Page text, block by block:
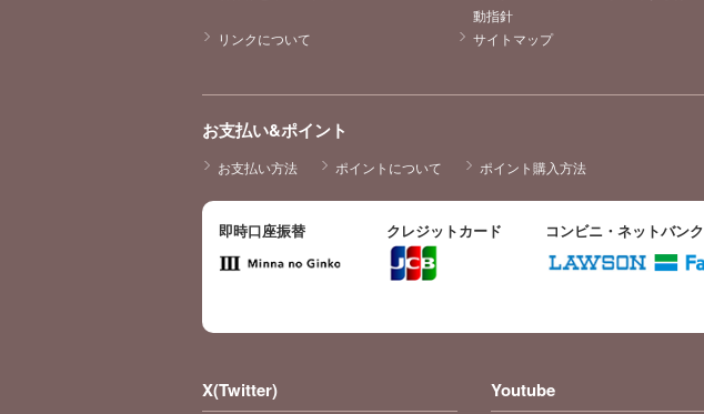
動指針
リンクについて
サイトマップ
お支払い&ポイント
お支払い方法 ポイントについて ポイント購入方法
即時口座振替 クレジットカード コンビニ・ネットバンク
X(Twitter) Youtube